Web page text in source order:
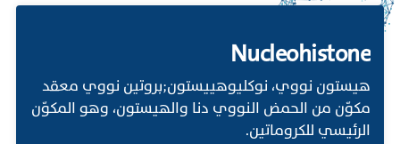
Nucleohistone
هيستون نووي، نوكليوهييستون;بروتين نووي معقد
مكوّن من الحمض النووي دنا والهيستون، وهو المكوّن
الرئيسي للكروماتين.